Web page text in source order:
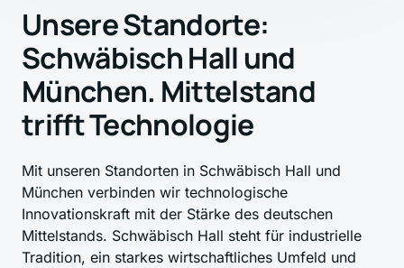
Unsere Standorte:
Schwäbisch Hall und
München. Mittelstand
trifft Technologie
Mit unseren Standorten in Schwäbisch Hall und
München verbinden wir technologische
Innovationskraft mit der Stärke des deutschen
Mittelstands. Schwäbisch Hall steht für industrielle
Tradition, ein starkes wirtschaftliches Umfeld und